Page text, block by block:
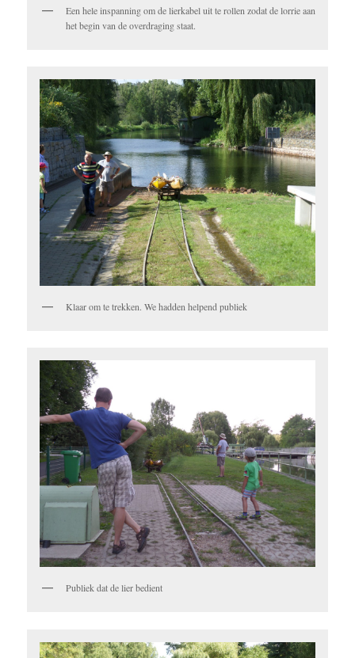
Een hele inspanning om de lierkabel uit te rollen zodat de lorrie aan
het begin van de overdraging staat.
Klaar om te trekken. We hadden helpend publiek
Publiek dat de lier bedient